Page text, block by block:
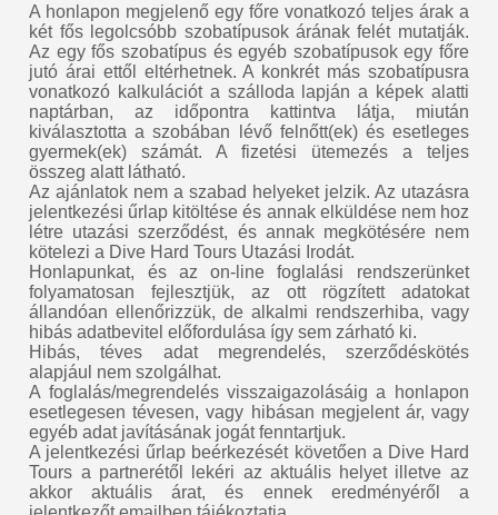
A honlapon megjelenő egy főre vonatkozó teljes árak a
két fős legolcsóbb szobatípusok árának felét mutatják.
Az egy fős szobatípus és egyéb szobatípusok egy főre
jutó árai ettől eltérhetnek. A konkrét más szobatípusra
vonatkozó kalkulációt a szálloda lapján a képek alatti
naptárban, az időpontra kattintva látja, miután
kiválasztotta a szobában lévő felnőtt(ek) és esetleges
gyermek(ek) számát. A fizetési ütemezés a teljes
összeg alatt látható.
Az ajánlatok nem a szabad helyeket jelzik. Az utazásra
jelentkezési űrlap kitöltése és annak elküldése nem hoz
létre utazási szerződést, és annak megkötésére nem
kötelezi a Dive Hard Tours Utazási Irodát.
Honlapunkat, és az on-line foglalási rendszerünket
folyamatosan fejlesztjük, az ott rögzített adatokat
állandóan ellenőrizzük, de alkalmi rendszerhiba, vagy
hibás adatbevitel előfordulása így sem zárható ki.
Hibás, téves adat megrendelés, szerződéskötés
alapjául nem szolgálhat.
A foglalás/megrendelés visszaigazolásáig a honlapon
esetlegesen tévesen, vagy hibásan megjelent ár, vagy
egyéb adat javításának jogát fenntartjuk.
A jelentkezési űrlap beérkezését követően a Dive Hard
Tours a partnerétől lekéri az aktuális helyet illetve az
akkor aktuális árat, és ennek eredményéről a